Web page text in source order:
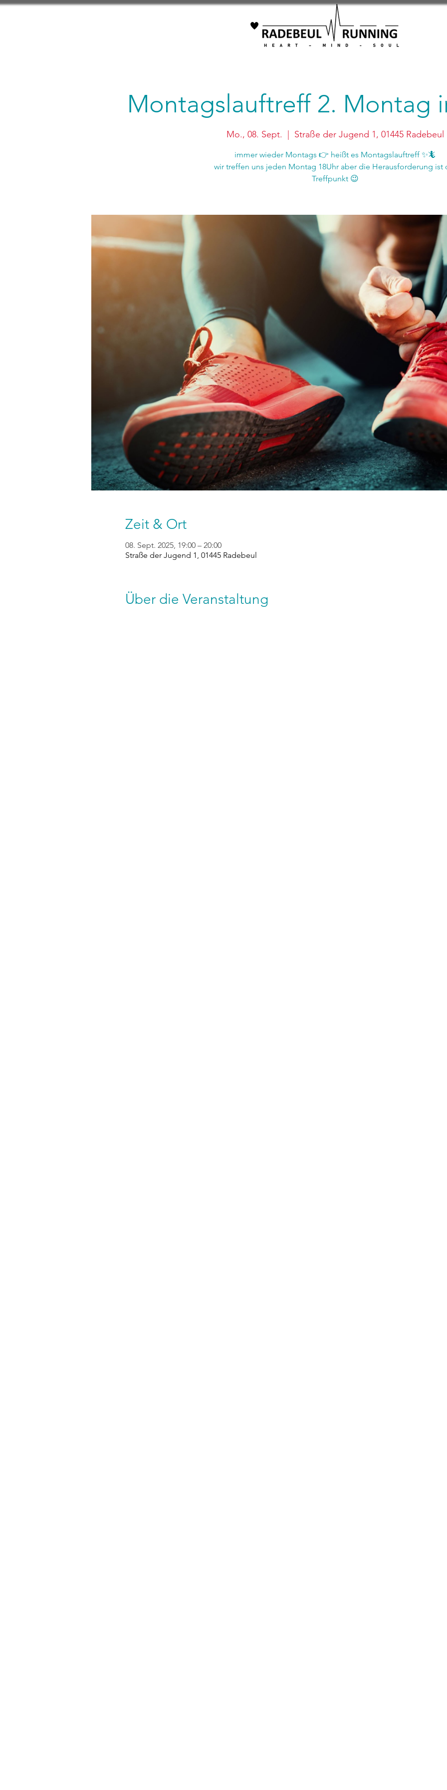
Montagslauftreff 2. Montag
Mo., 08. Sept. Straße der Jugend 1, 01445 Radebeul
immer wieder Montags 👉 heißt es Montagslauftreff ✨🦎
wir treffen uns jeden Montag 18Uhr aber die Herausforderung ist
Zeit & Ort
08. Sept. 2025, 19:00 – 20:00
Straße der Jugend 1, 01445 Radebeul
Über die Veranstaltung